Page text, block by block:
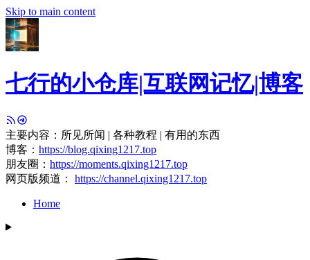
Skip to main content
七行的小仓库|互联网记忆|博客
主要内容：所见所闻 | 各种教程 | 有用的东西
博客： https://blog.qixing1217.top
朋友圈： https://moments.qixing1217.top
网页版频道： https://channel.qixing1217.top
Home